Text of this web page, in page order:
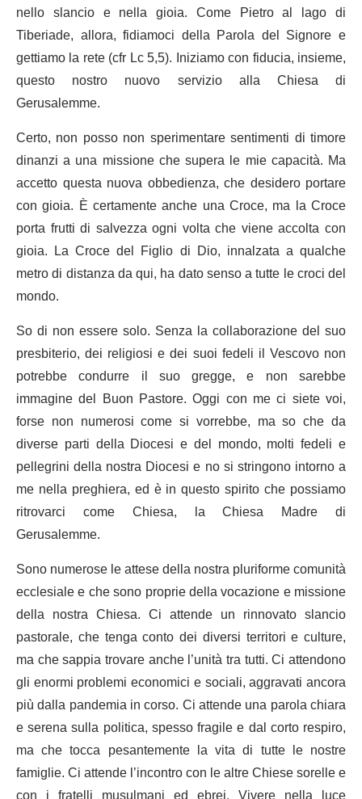
nello slancio e nella gioia. Come Pietro al lago di
Tiberiade, allora, fidiamoci della Parola del Signore e
gettiamo la rete (cfr Lc 5,5). Iniziamo con fiducia, insieme,
questo nostro nuovo servizio alla Chiesa di
Gerusalemme.
Certo, non posso non sperimentare sentimenti di timore
dinanzi a una missione che supera le mie capacità. Ma
accetto questa nuova obbedienza, che desidero portare
con gioia. È certamente anche una Croce, ma la Croce
porta frutti di salvezza ogni volta che viene accolta con
gioia. La Croce del Figlio di Dio, innalzata a qualche
metro di distanza da qui, ha dato senso a tutte le croci del
mondo.
So di non essere solo. Senza la collaborazione del suo
presbiterio, dei religiosi e dei suoi fedeli il Vescovo non
potrebbe condurre il suo gregge, e non sarebbe
immagine del Buon Pastore. Oggi con me ci siete voi,
forse non numerosi come si vorrebbe, ma so che da
diverse parti della Diocesi e del mondo, molti fedeli e
pellegrini della nostra Diocesi e no si stringono intorno a
me nella preghiera, ed è in questo spirito che possiamo
ritrovarci come Chiesa, la Chiesa Madre di
Gerusalemme.
Sono numerose le attese della nostra pluriforme comunità
ecclesiale e che sono proprie della vocazione e missione
della nostra Chiesa. Ci attende un rinnovato slancio
pastorale, che tenga conto dei diversi territori e culture,
ma che sappia trovare anche l’unità tra tutti. Ci attendono
gli enormi problemi economici e sociali, aggravati ancora
più dalla pandemia in corso. Ci attende una parola chiara
e serena sulla politica, spesso fragile e dal corto respiro,
ma che tocca pesantemente la vita di tutte le nostre
famiglie. Ci attende l’incontro con le altre Chiese sorelle e